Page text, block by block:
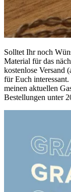
Solltet Ihr noch
Material für das
kostenlose Versand
für Euch
meinen aktuellen
Bestellungen unter